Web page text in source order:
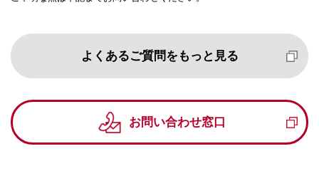
よくあるご質問をもっと見る
お問い合わせ窓口